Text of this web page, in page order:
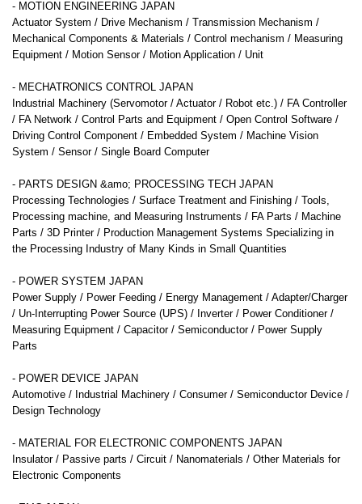
- MOTION ENGINEERING JAPAN
Actuator System / Drive Mechanism / Transmission Mechanism /
Mechanical Components & Materials / Control mechanism / Measuring
Equipment / Motion Sensor / Motion Application / Unit
- MECHATRONICS CONTROL JAPAN
Industrial Machinery (Servomotor / Actuator / Robot etc.) / FA Controller
/ FA Network / Control Parts and Equipment / Open Control Software /
Driving Control Component / Embedded System / Machine Vision
System / Sensor / Single Board Computer
- PARTS DESIGN &amo; PROCESSING TECH JAPAN
Processing Technologies / Surface Treatment and Finishing / Tools,
Processing machine, and Measuring Instruments / FA Parts / Machine
Parts / 3D Printer / Production Management Systems Specializing in
the Processing Industry of Many Kinds in Small Quantities
- POWER SYSTEM JAPAN
Power Supply / Power Feeding / Energy Management / Adapter/Charger
/ Un-Interrupting Power Source (UPS) / Inverter / Power Conditioner /
Measuring Equipment / Capacitor / Semiconductor / Power Supply
Parts
- POWER DEVICE JAPAN
Automotive / Industrial Machinery / Consumer / Semiconductor Device /
Design Technology
- MATERIAL FOR ELECTRONIC COMPONENTS JAPAN
Insulator / Passive parts / Circuit / Nanomaterials / Other Materials for
Electronic Components